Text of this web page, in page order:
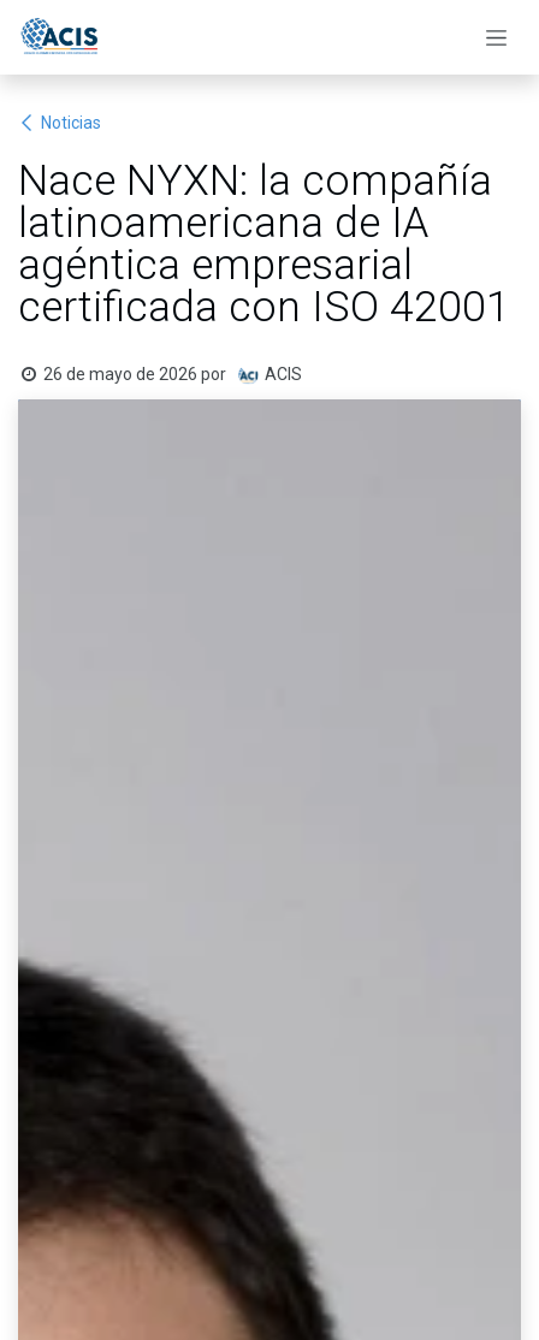
Noticias
Nace NYXN: la compañía
latinoamericana de IA
agéntica empresarial
certificada con ISO 42001
26 de mayo de 2026 por ACIS